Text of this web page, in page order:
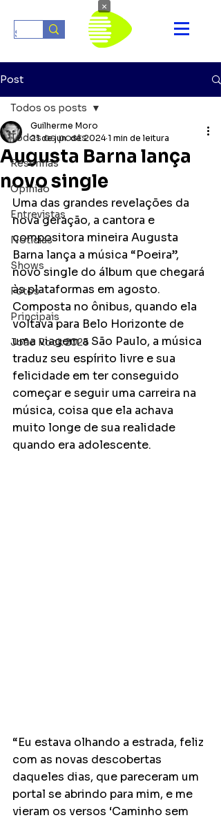
Post
Todos os posts
Resenhas
Opinião
Entrevistas
Notícias
Shows
Fotos
Principais
João Rock 2025
Todos os posts
Augusta Barna lança
novo single
Guilherme Moro
21 de jun. de 2024 1 min de leitura
Uma das grandes revelações da
nova geração, a cantora e
compositora mineira Augusta
Barna lança a música “Poeira”,
novo single do álbum que chegará
às plataformas em agosto.
Composta no ônibus, quando ela
voltava para Belo Horizonte de
uma viagem a São Paulo, a música
traduz seu espírito livre e sua
felicidade em ter conseguido
começar e seguir uma carreira na
música, coisa que ela achava
muito longe de sua realidade
quando era adolescente.
“Eu estava olhando a estrada, feliz
com as novas descobertas
daqueles dias, que pareceram um
portal se abrindo para mim, e me
vieram os versos ‘Caminho sem
×